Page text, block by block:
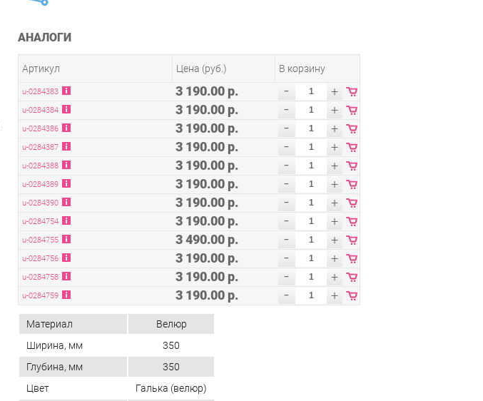
АНАЛОГИ
Артикул Цена (руб.) В корзину
u-0284383 3 190.00 р. - +
u-0284384 3 190.00 р. - +
u-0284386 3 190.00 р. - +
u-0284387 3 190.00 р. - +
u-0284388 3 190.00 р. - +
u-0284389 3 190.00 р. - +
u-0284390 3 190.00 р. - +
u-0284754 3 190.00 р. - +
u-0284755 3 490.00 р. - +
u-0284756 3 190.00 р. - +
u-0284758 3 190.00 р. - +
u-0284759 3 190.00 р. - +
Материал
Велюр
Ширина, мм
350
Глубина, мм
350
Цвет
Галька (велюр)